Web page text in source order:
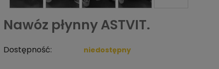
Nawóz płynny ASTVIT.
Dostępność: niedostępny